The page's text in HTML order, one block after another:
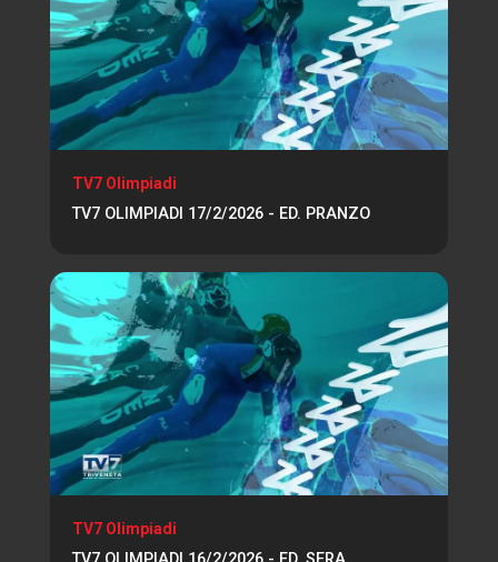
TV7 Olimpiadi
TV7 OLIMPIADI 17/2/2026 - ED. PRANZO
TV7 Olimpiadi